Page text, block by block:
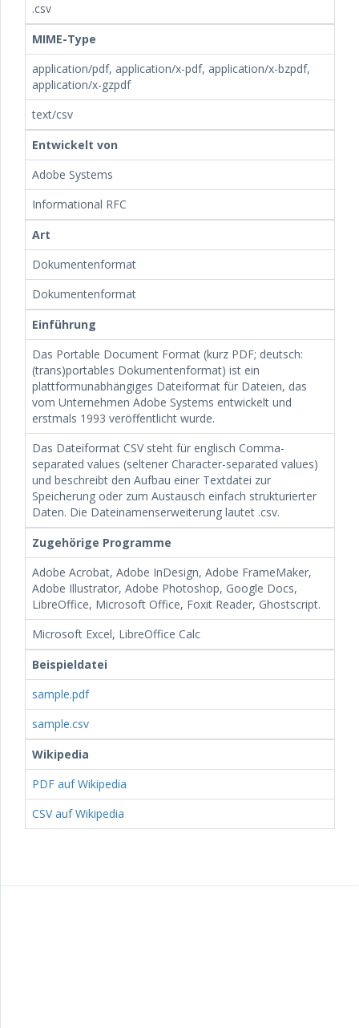
.csv
MIME-Type
application/pdf, application/x-pdf, application/x-bzpdf,
application/x-gzpdf
text/csv
Entwickelt von
Adobe Systems
Informational RFC
Art
Dokumentenformat
Dokumentenformat
Einführung
Das Portable Document Format (kurz PDF; deutsch:
(trans)portables Dokumentenformat) ist ein
plattformunabhängiges Dateiformat für Dateien, das
vom Unternehmen Adobe Systems entwickelt und
erstmals 1993 veröffentlicht wurde.
Das Dateiformat CSV steht für englisch Comma-
separated values (seltener Character-separated values)
und beschreibt den Aufbau einer Textdatei zur
Speicherung oder zum Austausch einfach strukturierter
Daten. Die Dateinamenserweiterung lautet .csv.
Zugehörige Programme
Adobe Acrobat, Adobe InDesign, Adobe FrameMaker,
Adobe Illustrator, Adobe Photoshop, Google Docs,
LibreOffice, Microsoft Office, Foxit Reader, Ghostscript.
Microsoft Excel, LibreOffice Calc
Beispieldatei
sample.pdf
sample.csv
Wikipedia
PDF auf Wikipedia
CSV auf Wikipedia